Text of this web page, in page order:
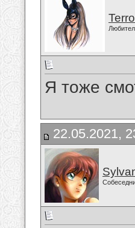
Я тоже
22.05.2021,